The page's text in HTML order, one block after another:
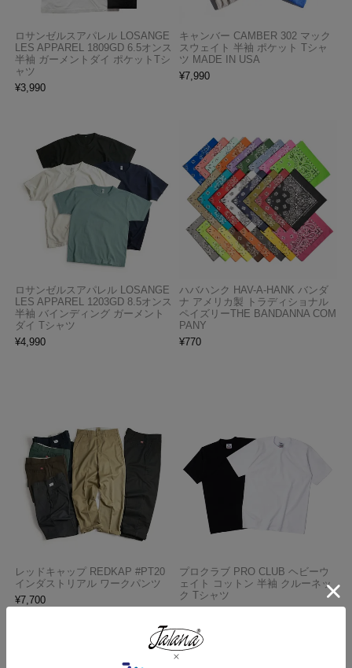
ロサンゼルスアパレル LOSANGE
LES APPAREL 1809GD 6.5オンス
半袖 ガーメントダイ ポケットTシ
ャツ
¥3,990
キャンバー CAMBER 302 マック
スウェイト 半袖 ポケット Tシャ
ツ MADE IN USA
¥7,990
ロサンゼルスアパレル LOSANGE
LES APPAREL 1203GD 8.5オンス
半袖 バインディング ガーメント
ダイ Tシャツ
¥4,990
ハバハンク HAV-A-HANK バンダ
ナ アメリカ製 トラディショナル
ペイズリーTHE BANDANNA COM
PANY
¥770
レッドキャップ REDKAP #PT20
インダストリアル ワークパンツ
¥7,700
プロクラブ PRO CLUB ヘビーウ
ェイト コットン 半袖 クルーネッ
ク Tシャツ